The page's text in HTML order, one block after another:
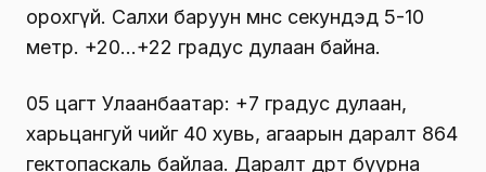
орохгүй. Салхи баруун өмнөөс секундэд 5-10
метр. +20…+22 градус дулаан байна.
05 цагт Улаанбаатар: +7 градус дулаан,
харьцангуй чийг 40 хувь, агаарын даралт 864
гектопаскаль байлаа. Даралт өдөртөө буурна